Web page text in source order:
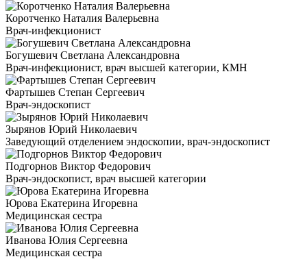
Коротченко Наталия Валерьевна
Врач-инфекционист
Богушевич Светлана Александровна
Врач-инфекционист, врач высшей категории, КМН
Фартышев Степан Сергеевич
Врач-эндоскопист
Зырянов Юрий Николаевич
Заведующий отделением эндоскопии, врач-эндоскопист
Подгорнов Виктор Федорович
Врач-эндоскопист, врач высшей категории
Юрова Екатерина Игоревна
Медицинская сестра
Иванова Юлия Сергеевна
Медицинская сестра